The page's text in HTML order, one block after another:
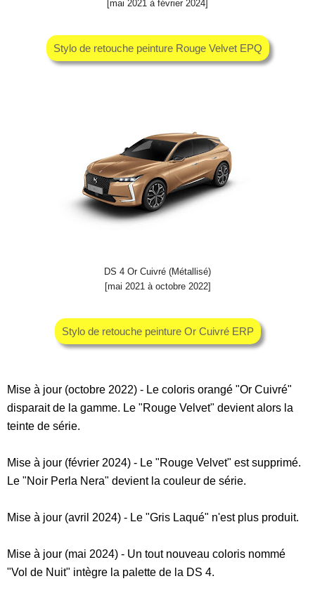
[mai 2021 à février 2024]
Stylo de retouche peinture Rouge Velvet EPQ
DS 4 Or Cuivré (Métallisé)
[mai 2021 à octobre 2022]
Stylo de retouche peinture Or Cuivré ERP
Mise à jour (octobre 2022) - Le coloris orangé "Or Cuivré"
disparait de la gamme. Le "Rouge Velvet" devient alors la
teinte de série.
Mise à jour (février 2024) - Le "Rouge Velvet" est supprimé.
Le "Noir Perla Nera" devient la couleur de série.
Mise à jour (avril 2024) - Le "Gris Laqué" n'est plus produit.
Mise à jour (mai 2024) - Un tout nouveau coloris nommé
"Vol de Nuit" intègre la palette de la DS 4.